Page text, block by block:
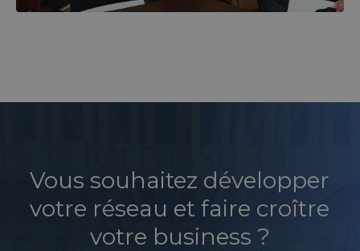
Vous souhaitez développer
votre réseau et faire croître
votre business ?